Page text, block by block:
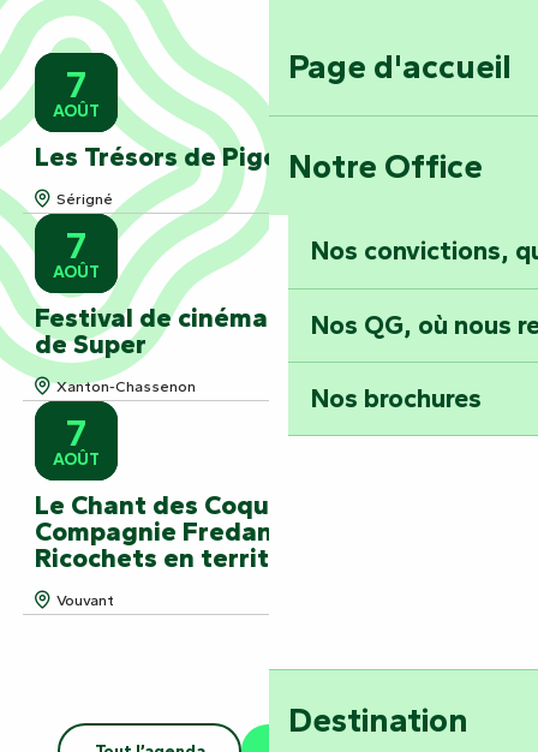
Page d'accueil
Notre Office
Nos convictions,
Nos QG, où nous
Nos brochures
Destination
estivales !
Lire la suite
7
AOÛT
Les Trésors de Pigelame
Sérigné
7
AOÛT
Festival de cinéma plein air Le Plein
de Super
Xanton-Chassenon
7
AOÛT
Le Chant des Coquelicots -
Compagnie FredandCo - Les
Ricochets en territoire
Vouvant